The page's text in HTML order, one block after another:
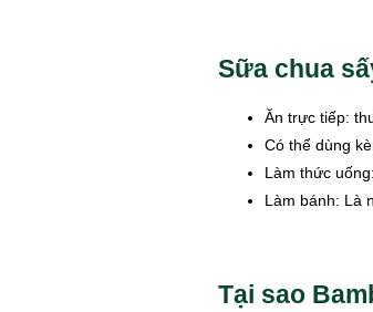
Sữa chua
Ăn trực tiếp:
Có thể dùng
Làm thức
Làm bánh: Là
Tại sao